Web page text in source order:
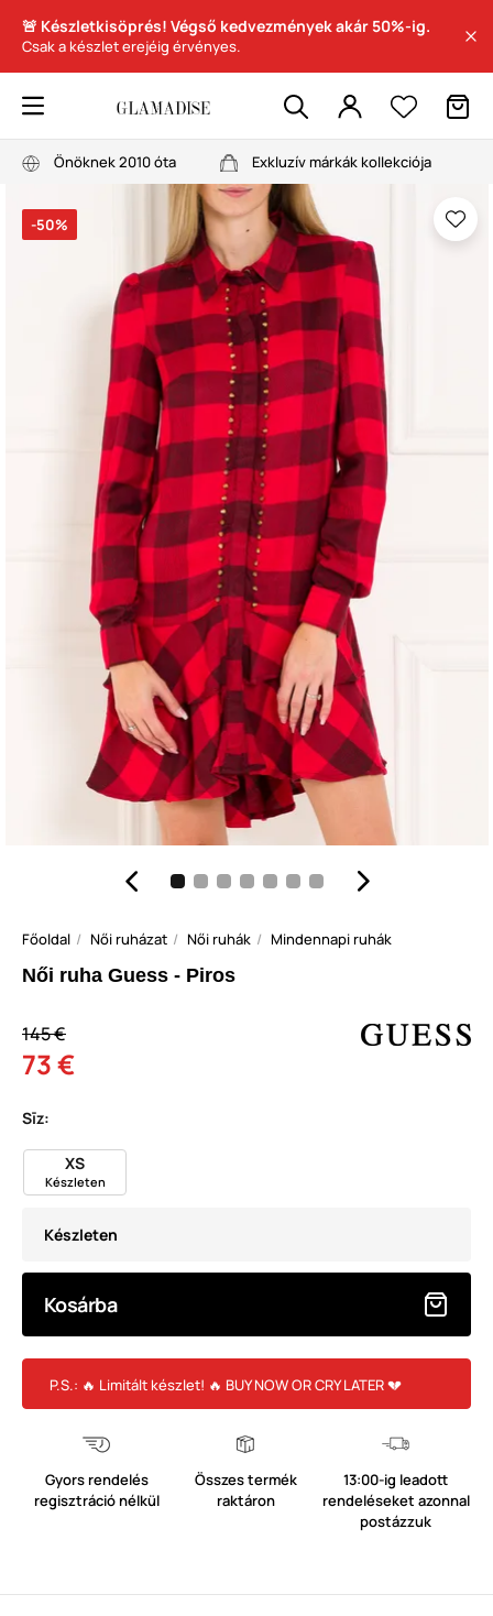
🚨 Készletkisöprés! Végső kedvezmények akár 50%-ig.
Csak a készlet erejéig érvényes.
Önöknek 2010 óta Exkluzív márkák kollekciója
-50%
Főoldal Női ruházat Női ruhák Mindennapi ruhák
Női ruha Guess - Piros
145 €
73 €
Sīz:
XS
Készleten
Készleten
Kosárba
P.S.: 🔥 Limitált készlet! 🔥 BUY NOW OR CRY LATER 💔
Gyors rendelés
regisztráció nélkül
Összes termék
raktáron
13:00-ig leadott
rendeléseket azonnal
postázzuk